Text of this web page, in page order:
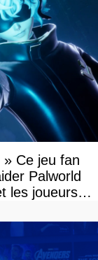
Ce jeu fan
Palworld
les joueurs